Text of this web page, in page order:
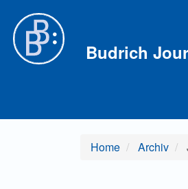
Hauptinhalt
Sidebar
Budrich
Home Archiv